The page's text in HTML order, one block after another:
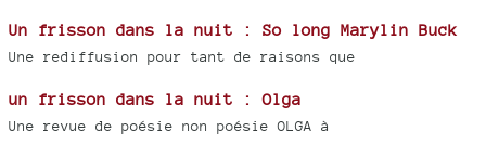
Un frisson dans la nuit : So long Marylin Buck
Une rediffusion pour tant de raisons que
un frisson dans la nuit : Olga
Une revue de poésie non poésie OLGA à